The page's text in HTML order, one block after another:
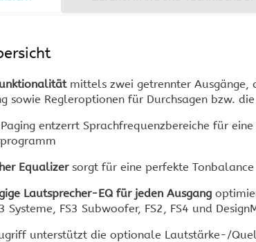
Videoprojektion
INFILED WP-Serie
INFILED WT-Serie
INFILED WK-Serie
Samsung IA012B
Heimkino und
mittels zwei getrennter Ausgänge,
sowie Regleroptionen für Durchsagen bzw.
entzerrt Sprachfrequenzbereiche für
Equalizersorgt für eine perfekte
Lautsprecher-EQ für jeden Ausgang
Systeme, FS3 Subwoofer, FS2, FS4 und
unterstützt die optionale Lautstärke-/